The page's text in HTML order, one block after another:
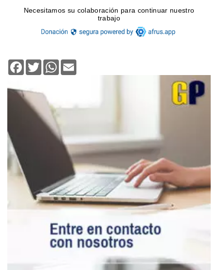
Facebook
TwitterWhatsApp